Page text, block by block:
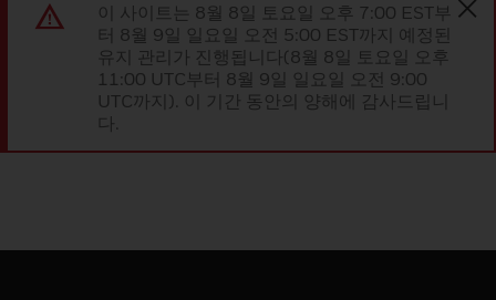
이 사이트는 8월 8일 토요일 오후 7:00 EST부
터 8월 9일 일요일 오전 5:00 EST까지 예정된
유지 관리가 진행됩니다(8월 8일 토요일 오후
11:00 UTC부터 8월 9일 일요일 오전 9:00
UTC까지). 이 기간 동안의 양해에 감사드립니
다.